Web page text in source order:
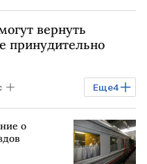
вернуть
принудительно
Еще4
о